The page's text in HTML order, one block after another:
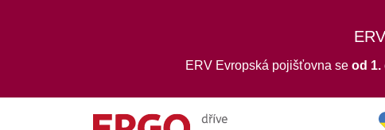
ERV Evropská pojišťovna se od 1.